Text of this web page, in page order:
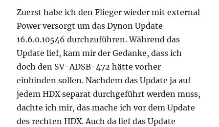
Zuerst habe ich den Flieger wieder mit external
Power versorgt um das Dynon Update
16.6.0.10546 durchzuführen. Während das
Update lief, kam mir der Gedanke, dass ich
doch den SV-ADSB-472 hätte vorher
einbinden sollen. Nachdem das Update ja auf
jedem HDX separat durchgeführt werden muss,
dachte ich mir, das mache ich vor dem Update
des rechten HDX. Auch da lief das Update